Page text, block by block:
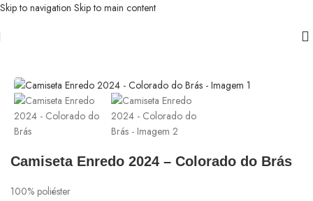
Skip to navigation Skip to main content
Camiseta Enredo 2024 – Colorado do Brás
100% poliéster